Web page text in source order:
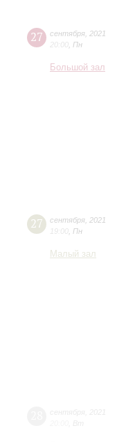
27 сентября 2021
20:00 Пн
Большой зал
27 сентября 2021
19:00 Пн
Малый зал